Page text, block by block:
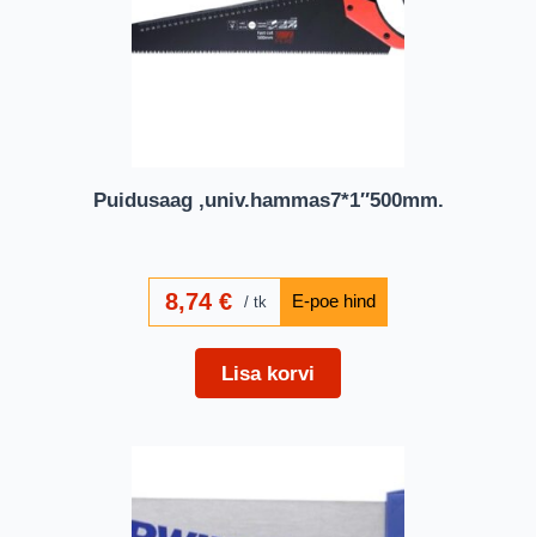
Puidusaag ,univ.hammas7*1″500mm.
8,74€ tk
Lisa korvi